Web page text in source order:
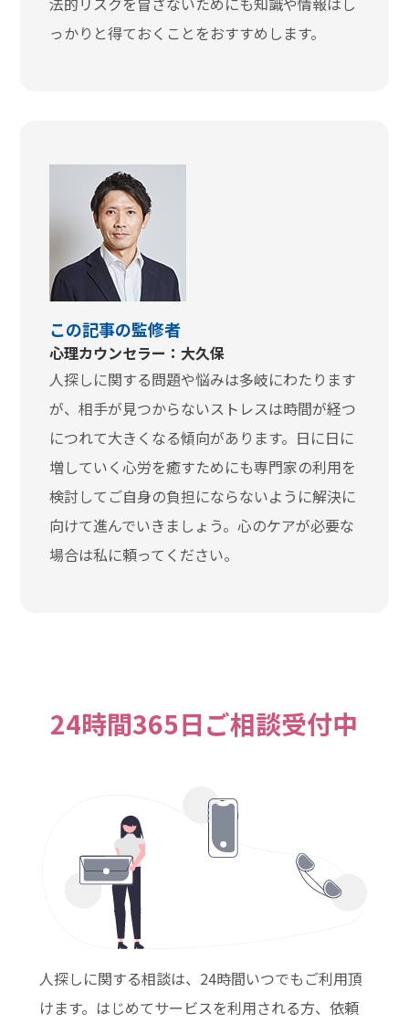
っかりと得ておくことをおすすめします。
この記事の監修者
心理カウンセラー：大久保
人探しに関する問題や悩みは多岐にわたります
が、相手が見つからないストレスは時間が経つ
につれて大きくなる傾向があります。日に日に
増していく心労を癒すためにも専門家の利用を
検討してご自身の負担にならないように解決に
向けて進んでいきましょう。心のケアが必要な
場合は私に頼ってください。
24時間365日ご相談受付中
人探しに関する相談は、24時間いつでもご利用頂
けます。はじめてサービスを利用される方、依頼